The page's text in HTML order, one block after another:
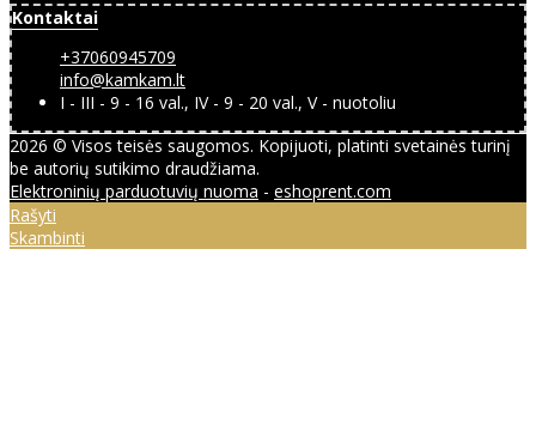
Kontaktai
+37060945709
info@kamkam.lt
I - III - 9 - 16 val., IV - 9 - 20 val., V - nuotoliu
2026 © Visos teisės saugomos. Kopijuoti, platinti svetainės turinį
be autorių sutikimo draudžiama.
Elektroninių parduotuvių nuoma - eshoprent.com
Rašyti
Skambinti